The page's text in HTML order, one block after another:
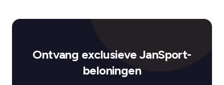
Ontvang exclusieve JanSport-
beloningen